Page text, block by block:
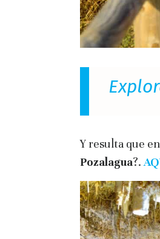
Y resulta que
Pozalagua?.